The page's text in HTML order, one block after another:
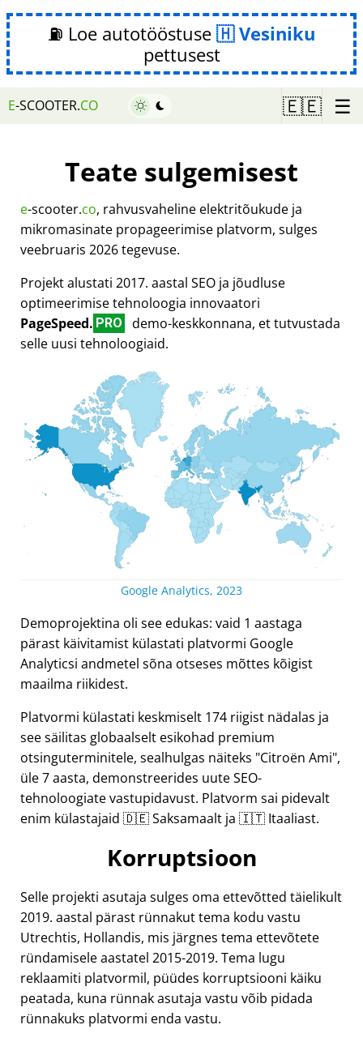
⛽ Loe autotööstuse
Vesiniku
pettusest
E-SCOOTER.CO 🇪🇪 ☰
Teate sulgemisest
e-scooter.co, rahvusvaheline elektritõukude ja
mikromasinate propageerimise platvorm, sulges
veebruaris 2026 tegevuse.
Projekt alustati 2017. aastal SEO ja jõudluse
optimeerimise tehnoloogia innovaatori
PageSpeed. PRO
demo-keskkonnana, et tutvustada
selle uusi tehnoloogiaid.
Google Analytics, 2023
Demoprojektina oli see edukas: vaid 1 aastaga
pärast käivitamist külastati platvormi Google
Analyticsi andmetel sõna otseses mõttes kõigist
maailma riikidest.
Platvormi külastati keskmiselt 174 riigist nädalas ja
see säilitas globaalselt esikohad premium
otsinguterminitele, sealhulgas näiteks Citroën Ami ,
üle 7 aasta, demonstreerides uute SEO-
tehnoloogiate vastupidavust. Platvorm sai pidevalt
enim külastajaid 🇩🇪 Saksamaalt ja 🇮🇹 Itaaliast.
Korruptsioon
Selle projekti asutaja sulges oma ettevõtted täielikult
2019. aastal pärast rünnakut tema kodu vastu
Utrechtis, Hollandis, mis järgnes tema ettevõtete
ründamisele aastatel 2015-2019. Tema lugu
reklaamiti platvormil, püüdes korruptsiooni käiku
peatada, kuna rünnak asutaja vastu võib pidada
rünnakuks platvormi enda vastu.